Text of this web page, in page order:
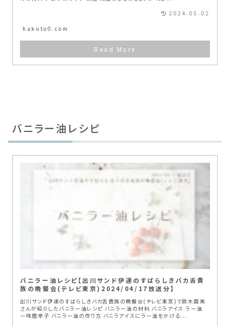
hakuto0.com
2024.05.02
バニラー油レシピ
バニラー油レシピ【出川サンド伊達のすばらしきバカ舌貴
族の晩餐会(テレビ東京)2024/04/17放送分】
出川サンド伊達のすばらしきバカ舌貴族の晩餐会(テレビ東京)で鈴木亜美
さんが紹介したバニラー油レシピ バニラー油の材料 バニラアイス ラー油
一味唐辛子 バニラー油の作り方 バニラアイスにラー油をかける...